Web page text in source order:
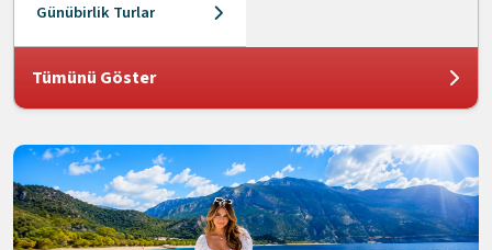
Günübirlik Turlar
Tümünü Göster